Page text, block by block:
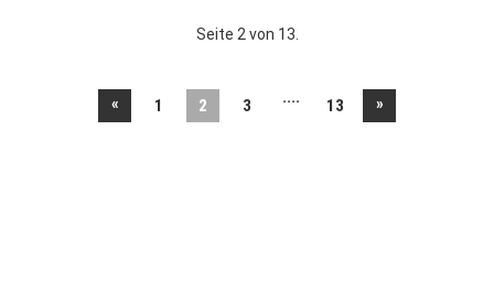
Seite 2 von 13.
« 1 2 3 .... 13 »